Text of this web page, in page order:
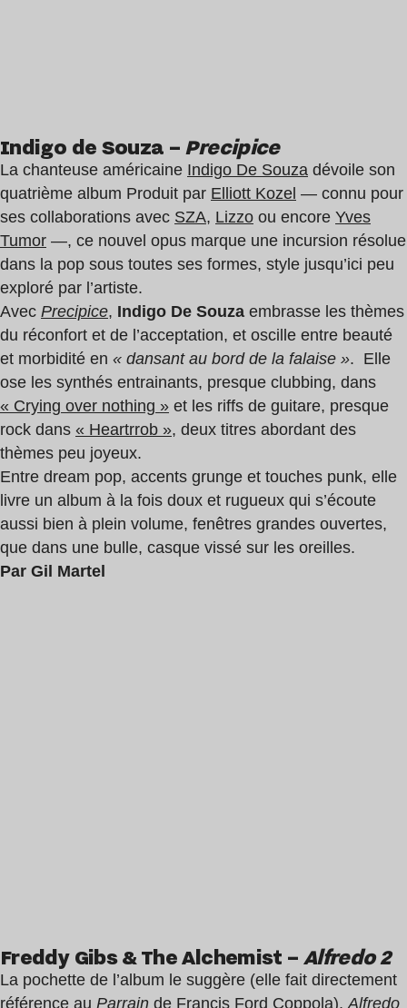
Indigo de Souza –Precipice
La chanteuse américaine Indigo De Souza dévoile son
quatrième album Produit par Elliott Kozel — connu pour
ses collaborations avec SZA, Lizzo ou encore Yves
Tumor —, ce nouvel opus marque une incursion résolue
dans la pop sous toutes ses formes, style jusqu’ici peu
exploré par l’artiste.
Avec Precipice, Indigo De Souza embrasse les thèmes
du réconfort et de l’acceptation, et oscille entre beauté
et morbidité en « dansant au bord de la falaise ». Elle
ose les synthés entrainants, presque clubbing, dans
« Crying over nothing » et les riffs de guitare, presque
rock dans « Heartrrob », deux titres abordant des
thèmes peu joyeux.
Entre dream pop, accents grunge et touches punk, elle
livre un album à la fois doux et rugueux qui s’écoute
aussi bien à plein volume, fenêtres grandes ouvertes,
que dans une bulle, casque vissé sur les oreilles.
Par Gil Martel
Freddy Gibs & The Alchemist –Alfredo 2
La pochette de l’album le suggère (elle fait directement
référence au Parrain de Francis Ford Coppola), Alfredo